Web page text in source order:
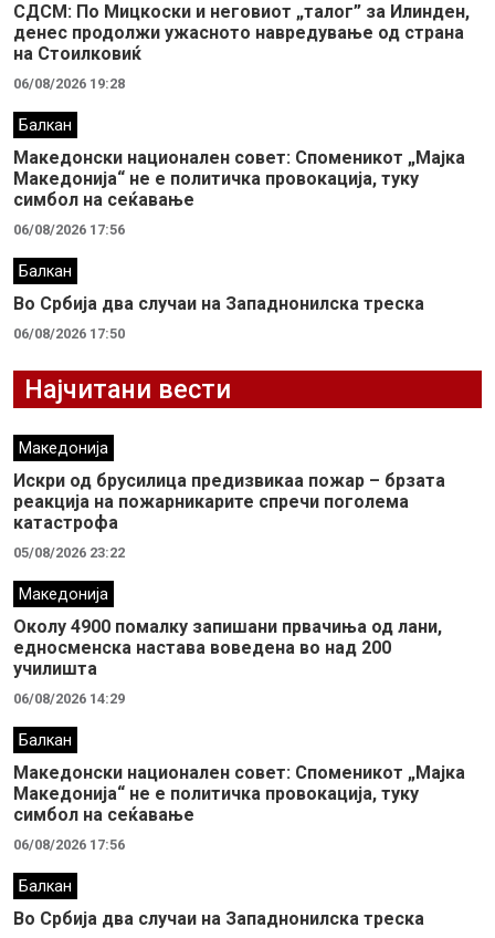
СДСМ: По Мицкоски и неговиот „талог” за Илинден,
денес продолжи ужасното навредување од страна
на Стоилковиќ
06/08/2026 19:28
Балкан
Македонски национален совет: Споменикот „Мајка
Македонија“ не е политичка провокација, туку
симбол на сеќавање
06/08/2026 17:56
Балкан
Во Србија два случaи на Западнонилска треска
06/08/2026 17:50
Најчитани вести
Македонија
Искри од брусилица предизвикаа пожар – брзата
реакција на пожарникарите спречи поголема
катастрофа
05/08/2026 23:22
Македонија
Околу 4900 помалку запишани првачиња од лани,
едносменска настава воведена во над 200
училишта
06/08/2026 14:29
Балкан
Македонски национален совет: Споменикот „Мајка
Македонија“ не е политичка провокација, туку
симбол на сеќавање
06/08/2026 17:56
Балкан
Во Србија два случaи на Западнонилска треска